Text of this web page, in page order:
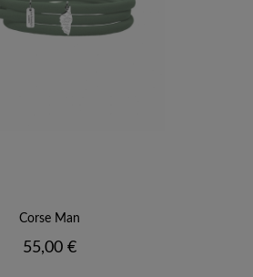
Corse Man
Prix
55,00 €